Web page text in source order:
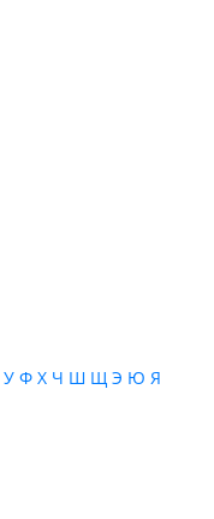
У Ф Х Ч Ш Щ Э Ю Я